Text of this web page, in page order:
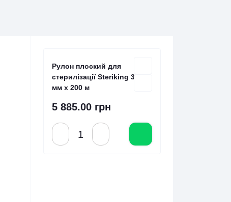
Рулон плоский для
стерилізації Steriking 300
мм х 200 м
5 885.00 грн